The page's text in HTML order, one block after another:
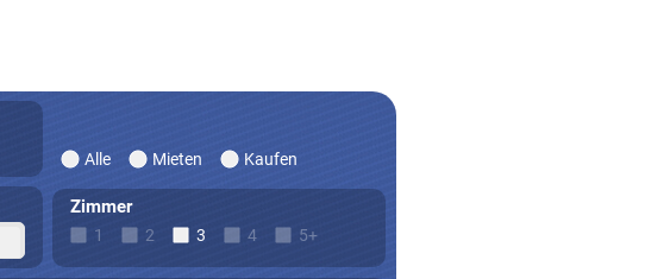
Alle Mieten Kaufen
Zimmer
1 2 3 4 5+